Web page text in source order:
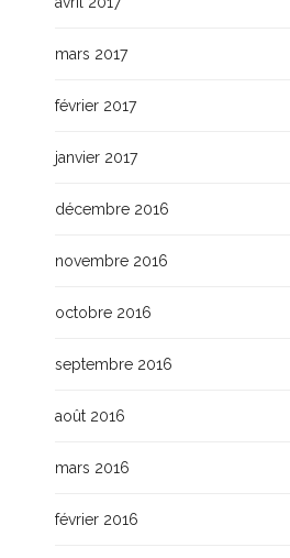
mars 2017
février 2017
janvier 2017
décembre 2016
novembre 2016
octobre 2016
septembre 2016
août 2016
mars 2016
février 2016